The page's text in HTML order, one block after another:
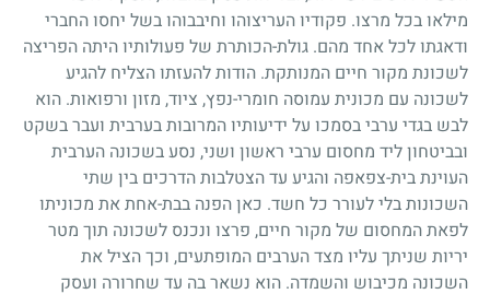
מילאו בכל מרצו. פקודיו העריצוהו וחיבבוהו בשל יחסו החברי
ודאגתו לכל אחד מהם. גולת-הכותרת של פעולותיו היתה הפריצה
לשכונת מקור חיים המנותקת. הודות להעזתו הצליח להגיע
לשכונה עם מכונית עמוסה חומרי-נפץ, ציוד, מזון ורפואות. הוא
לבש בגדי ערבי בסמכו על ידיעותיו המרובות בערבית ועבר בשקט
ובביטחון ליד מחסום ערבי ראשון ושני, נסע בשכונה הערבית
העוינת בית-צפאפה והגיע עד הצטלבות הדרכים בין שתי
השכונות בלי לעורר כל חשד. כאן הפנה בבת-אחת את מכוניתו
לפאת המחסום של מקור חיים, פרצו ונכנס לשכונה תוך מטר
יריות שניתך עליו מצד הערבים המופתעים, וכך הציל את
השכונה מכיבוש והשמדה. הוא נשאר בה עד שחרורה ועסק